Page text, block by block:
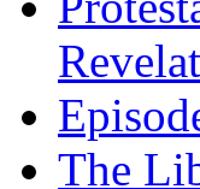
The